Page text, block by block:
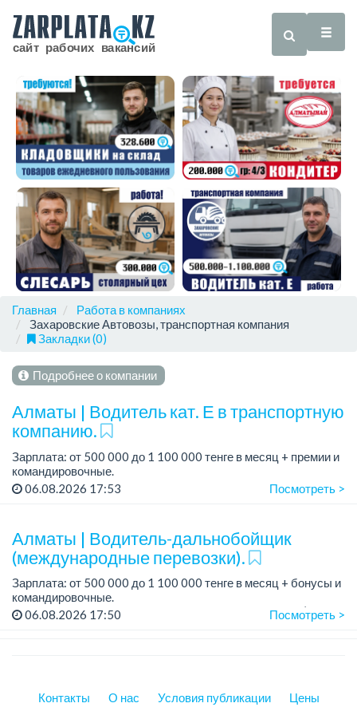
Главная
Работа в компаниях
Захаровские Автовозы, транспортная компания
Закладки (0)
Подробнее о компании
Алматы | Водитель кат. Е в транспортную
компанию.
Зарплата: от 500 000 до 1 100 000 тенге в месяц + премии и
командировочные.
Условия: постоянная занятость, бонусы и премии за
качественную работу, комфортные условия, современный
06.08.2026 17:53 Посмотреть >
Алматы | Водитель-дальнобойщик
(международные перевозки).
Зарплата: от 500 000 до 1 100 000 тенге в месяц + бонусы и
командировочные.
Требования: права категории Е, опыт работы от 3 лет (опыт
06.08.2026 17:50 Посмотреть >
Контакты О нас Условия публикации Цены